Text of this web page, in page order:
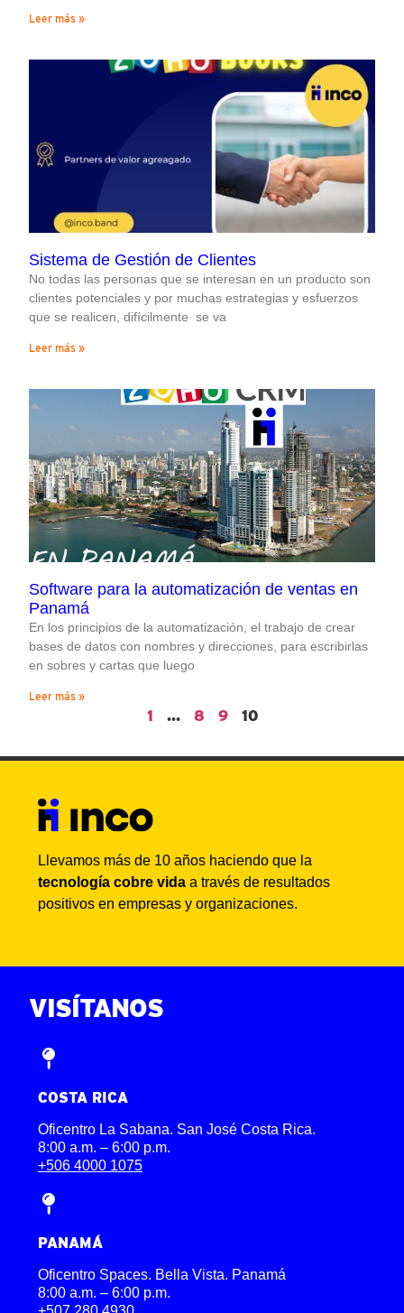
Leer más »
Sistema de Gestión de Clientes
No todas las personas que se interesan en un producto son
clientes potenciales y por muchas estrategias y esfuerzos
que se realicen, difícilmente se va
Leer más »
Software para la automatización de ventas en
Panamá
En los principios de la automatización, el trabajo de crear
bases de datos con nombres y direcciones, para escribirlas
en sobres y cartas que luego
Leer más »
1 … 8 9 10
Llevamos más de 10 años haciendo que la
tecnología cobre vida a través de resultados
positivos en empresas y organizaciones.
VISÍTANOS
COSTA RICA
Oficentro La Sabana. San José Costa Rica.
8:00 a.m. – 6:00 p.m.
+506 4000 1075
PANAMÁ
Oficentro Spaces. Bella Vista. Panamá
8:00 a.m. – 6:00 p.m.